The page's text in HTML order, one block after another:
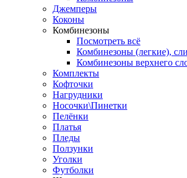
Джемперы
Коконы
Комбинезоны
Посмотреть всё
Комбинезоны (легкие),
Комбинезоны верхнего
Комплекты
Кофточки
Нагрудники
Носочки\Пинетки
Пелёнки
Платья
Пледы
Ползунки
Уголки
Футболки